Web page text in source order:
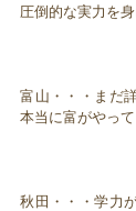
圧倒的な実力を
富山・・・まだ
本当に富がやっ
秋田・・・学力